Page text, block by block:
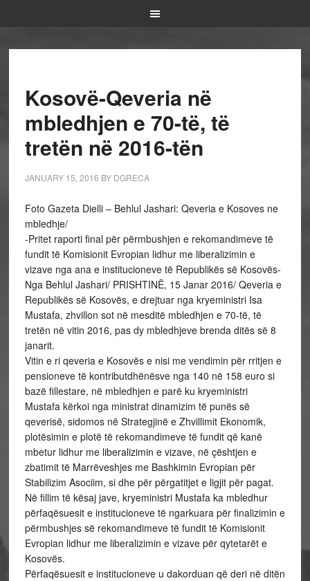
Kosovë-Qeveria në
mbledhjen e 70-të, të
tretën në 2016-tën
JANUARY 15, 2016 BY DGRECA
Foto Gazeta Dielli – Behlul Jashari: Qeveria e Kosoves ne
mbledhje/
-Pritet raporti final për përmbushjen e rekomandimeve të
fundit të Komisionit Evropian lidhur me liberalizimin e
vizave nga ana e institucioneve të Republikës së Kosovës-
Nga Behlul Jashari/ PRISHTINË, 15 Janar 2016/ Qeveria e
Republikës së Kosovës, e drejtuar nga kryeministri Isa
Mustafa, zhvillon sot në mesditë mbledhjen e 70-të, të
tretën në vitin 2016, pas dy mbledhjeve brenda ditës së 8
janarit.
Vitin e ri qeveria e Kosovës e nisi me vendimin për rritjen e
pensioneve të kontributdhënësve nga 140 në 158 euro si
bazë fillestare, në mbledhjen e parë ku kryeministri
Mustafa kërkoi nga ministrat dinamizim të punës së
qeverisë, sidomos në Strategjinë e Zhvillimit Ekonomik,
plotësimin e plotë të rekomandimeve të fundit që kanë
mbetur lidhur me liberalizimin e vizave, në çështjen e
zbatimit të Marrëveshjes me Bashkimin Evropian për
Stabilizim Asociim, si dhe për përgatitjet e ligjit për pagat.
Në fillim të kësaj jave, kryeministri Mustafa ka mbledhur
përfaqësuesit e institucioneve të ngarkuara për finalizimin e
përmbushjes së rekomandimeve të fundit të Komisionit
Evropian lidhur me liberalizimin e vizave për qytetarët e
Kosovës.
Përfaqësuesit e institucioneve u dakorduan që deri në ditën